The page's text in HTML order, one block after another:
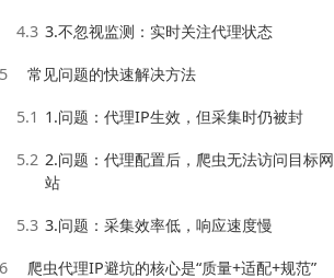
4.3 3.不忽视监测：实时关注代理状态
5 常见问题的快速解决方法
5.1 1.问题：代理IP生效，但采集时仍被封
5.2 2.问题：代理配置后，爬虫无法访问目标网
站
5.3 3.问题：采集效率低，响应速度慢
6 爬虫代理IP避坑的核心是“质量+适配+规范”